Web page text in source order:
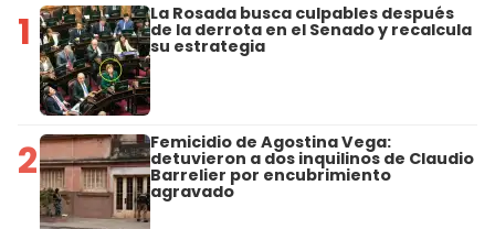
1 La Rosada busca culpables después
de la derrota en el Senado y recalcula
su estrategia
2 Femicidio de Agostina Vega:
detuvieron a dos inquilinos de Claudio
Barrelier por encubrimiento
agravado